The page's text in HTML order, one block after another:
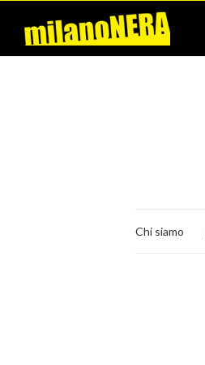
Chi siamo